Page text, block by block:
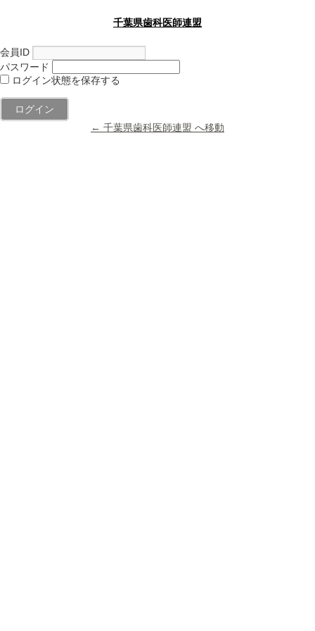
千葉県歯科医師連盟
会員ID
パスワード
ログイン状態を保存する
← 千葉県歯科医師連盟 へ移動